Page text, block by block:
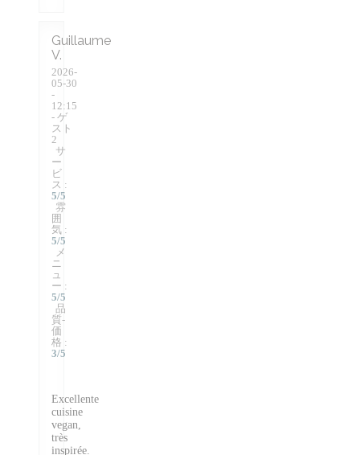
Guillaume
V
2026-
05-30
-
12:15
- ゲ
スト
2
サ
ー
ビ
ス :
5/5
雰
囲
気 :
5/5
メ
ニ
ュ
ー :
5/5
品
質-
価
格 :
3/5
Excellente
cuisine
vegan,
très
inspirée.